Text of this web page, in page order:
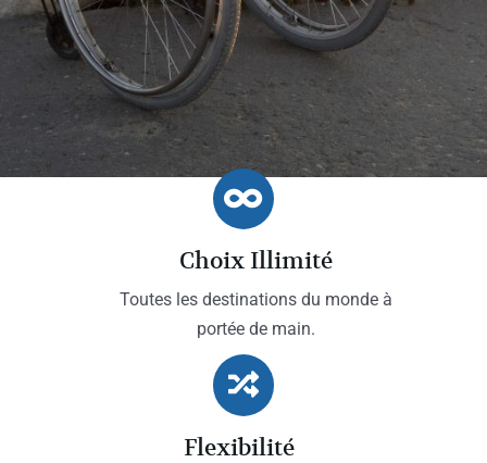
Choix Illimité
Toutes les destinations du monde à
portée de main.
Flexibilité